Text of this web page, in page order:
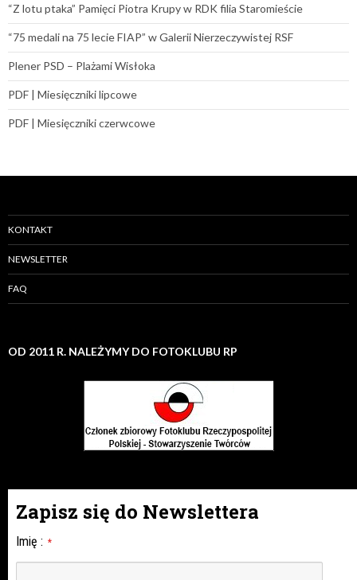
“Z lotu ptaka” Pamięci Piotra Krupy w RDK filia Staromieście
“75 medali na 75 lecie FIAP” w Galerii Nierzeczywistej RSF
Plener PSD – Plażami Wisłoka
PDF | Miesięczniki lipcowe
PDF | Miesięczniki czerwcowe
KONTAKT
NEWSLETTER
FAQ
OD 2011 R. NALEŻYMY DO FOTOKLUBU RP
Zapisz się do Newslettera
Imię : *